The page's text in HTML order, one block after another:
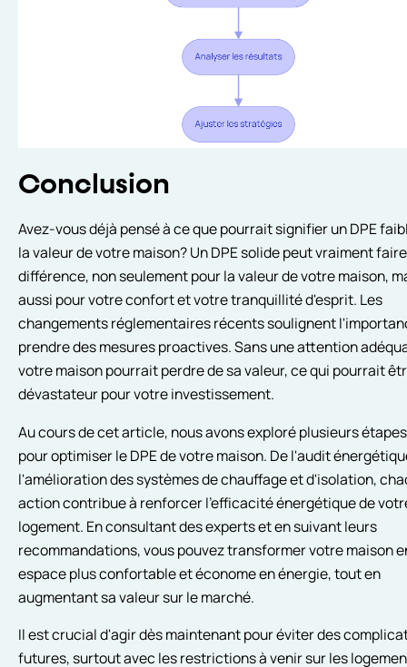
Conclusion
Avez-vous déjà pensé à ce que pourrait signifier un DPE
la valeur de votre maison? Un DPE solide peut vraiment
différence, non seulement pour la valeur de votre maison,
aussi pour votre confort et votre tranquillité d'esprit. Les
changements réglementaires récents soulignent
prendre des mesures proactives. Sans une attention
votre maison pourrait perdre de sa valeur, ce qui pourrait
dévastateur pour votre investissement.
Au cours de cet article, nous avons exploré plusieurs
pour optimiser le DPE de votre maison. De l'audit
l'amélioration des systèmes de chauffage et d'isolation,
action contribue à renforcer l'efficacité énergétique de
logement. En consultant des experts et en suivant leurs
recommandations, vous pouvez transformer votre maison
espace plus confortable et économe en énergie, tout en
augmentant sa valeur sur le marché.
Il est crucial d'agir dès maintenant pour éviter des
futures, surtout avec les restrictions à venir sur les